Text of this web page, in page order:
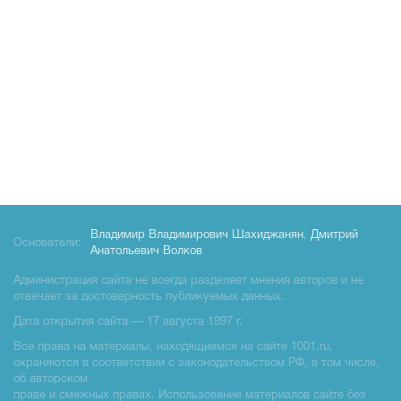
Основатели:
Владимир Владимирович Шахиджанян, Дмитрий
Анатольевич Волков
Администрация сайта не всегда разделяет мнения авторов и не
отвечает за достоверность публикуемых данных.
Дата открытия сайта — 17 августа 1997 г.
Все права на материалы, находящиемся на сайте 1001.ru,
охраняются в соответствии с законодательством РФ, в том числе,
об авторском
праве и смежных правах. Использование материалов сайте без